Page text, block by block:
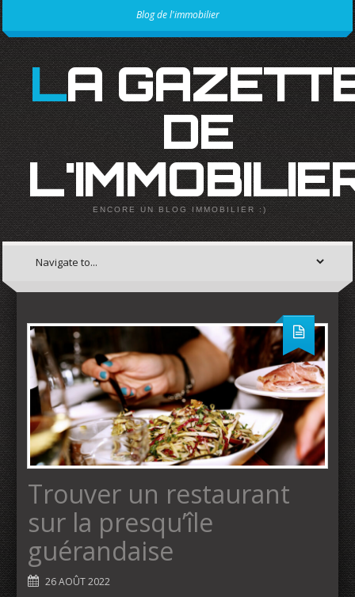
Blog de l'immobilier
LA GAZETTE
DE
ENCORE UN BLOG IMMOBILIER :)
Trouver un restaurant
sur la presqu’île
guérandaise
26 AOÛT 2022